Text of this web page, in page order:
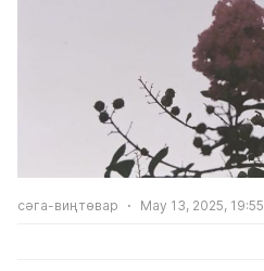
сәга-виңтөвар May 13, 2025, 19:55